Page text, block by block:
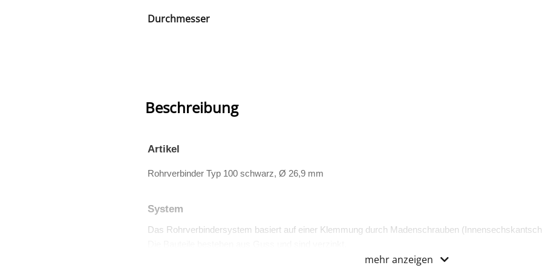
Durchmesser
Beschreibung
Artikel
Rohrverbinder Typ 100 schwarz, Ø 26,9 mm
System
Das Rohrverbindersystem basiert auf einer Klemmung durch Madenschrauben
mehr anzeigen